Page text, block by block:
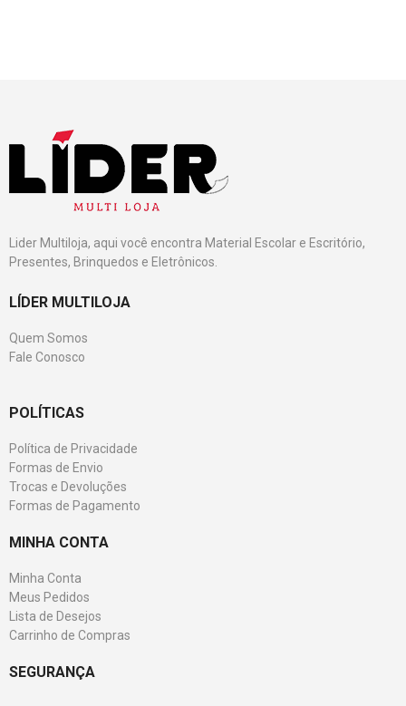
Lider Multiloja, aqui você encontra Material Escolar e Escritório,
Presentes, Brinquedos e Eletrônicos.
LÍDER MULTILOJA
Quem Somos
Fale Conosco
POLÍTICAS
Política de Privacidade
Formas de Envio
Trocas e Devoluções
Formas de Pagamento
MINHA CONTA
Minha Conta
Meus Pedidos
Lista de Desejos
Carrinho de Compras
SEGURANÇA